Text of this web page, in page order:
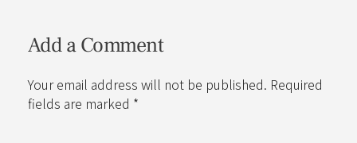
Add a Comment
Your email address will not be published. Required
fields are marked *